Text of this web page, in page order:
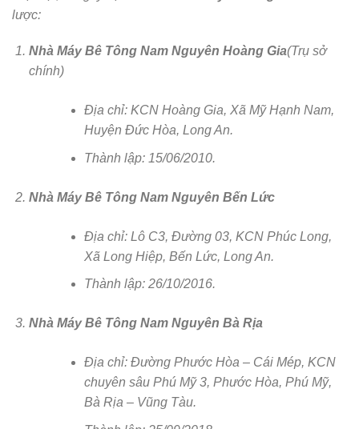
lược:
Nhà Máy Bê Tông Nam Nguyên Hoàng Gia(Trụ sở
chính)
Địa chỉ: KCN Hoàng Gia, Xã Mỹ Hạnh Nam,
Huyện Đức Hòa, Long An.
Thành lập: 15/06/2010.
Nhà Máy Bê Tông Nam Nguyên Bến Lức
Địa chỉ: Lô C3, Đường 03, KCN Phúc Long,
Xã Long Hiệp, Bến Lức, Long An.
Thành lập: 26/10/2016.
Nhà Máy Bê Tông Nam Nguyên Bà Rịa
Địa chỉ: Đường Phước Hòa – Cái Mép, KCN
chuyên sâu Phú Mỹ 3, Phước Hòa, Phú Mỹ,
Bà Rịa – Vũng Tàu.